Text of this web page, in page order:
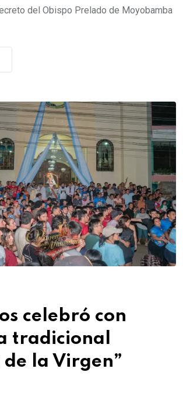
del Obispo Prelado de Moyobamba
celebró con
tradicional
de la Virgen”